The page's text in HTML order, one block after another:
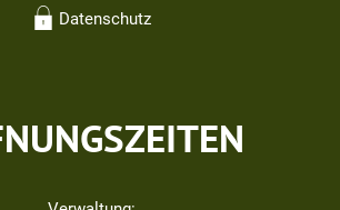
Datenschutz